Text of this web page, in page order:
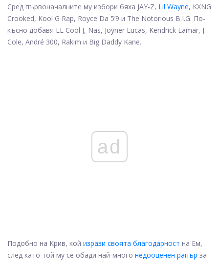
Сред първоначалните му избори бяха JAY-Z, Lil Wayne, KXNG
Crooked, Kool G Rap, Royce Da 5’9 и The Notorious B.I.G. По-
късно добавя LL Cool J, Nas, Joyner Lucas, Kendrick Lamar, J.
Cole, André 300, Rakim и Big Daddy Kane.
ad
Подобно на Крив, кой изрази своята благодарност на Ем,
след като той му се обади най-много недооценен рапър за